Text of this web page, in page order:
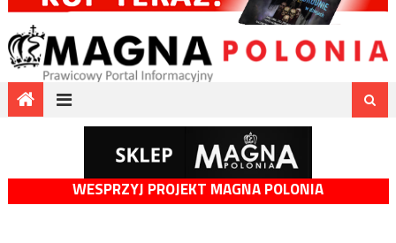
WESPRZYJ PROJEKT MAGNA POLONIA